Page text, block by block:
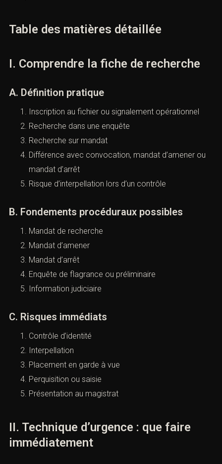
Table des matières détaillée
I. Comprendre la fiche de recherche
A. Définition pratique
Inscription au fichier ou signalement opérationnel
Recherche dans une enquête
Recherche sur mandat
Différence avec convocation, mandat d’amener ou
mandat d’arrêt
Risque d’interpellation lors d’un contrôle
B. Fondements procéduraux possibles
Mandat de recherche
Mandat d’amener
Mandat d’arrêt
Enquête de flagrance ou préliminaire
Information judiciaire
C. Risques immédiats
Contrôle d’identité
Interpellation
Placement en garde à vue
Perquisition ou saisie
Présentation au magistrat
II. Technique d’urgence : que faire
immédiatement